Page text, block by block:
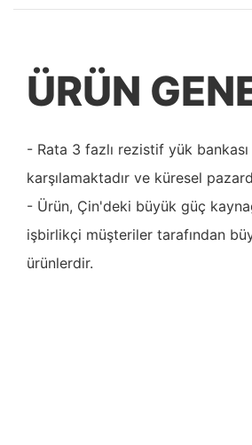
ÜRÜN
- Rata 3 fazlı rezistif yük
karşılamaktadır ve küresel
- Ürün, Çin'deki büyük güç
işbirlikçi müşteriler tarafından
ürünlerdir.